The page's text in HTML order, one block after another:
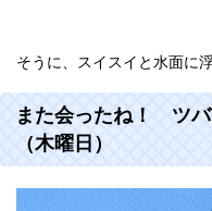
そうに、スイスイと水面に
また会ったね！ ツ
（木曜日）